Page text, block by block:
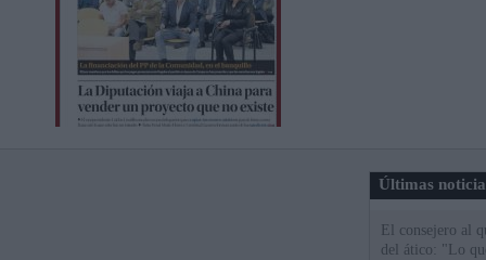
Últimas
El consejero al
del ático: "Lo